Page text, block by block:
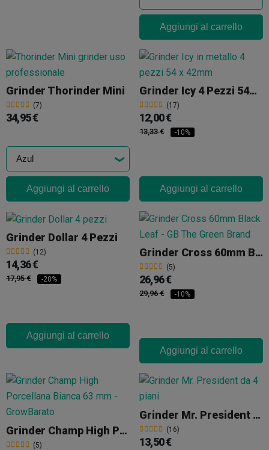
Aggiungi al carrello
Grinder Thorinder Mini
(7)
34,95 €
Aggiungi al carrello
Grinder Icy 4 Pezzi 54mm
(17)
12,00 €
13,33 € -10%
Aggiungi al carrello
Grinder Dollar 4 Pezzi
(12)
14,36 €
17,95 € -20%
Aggiungi al carrello
Grinder Cross 60mm Black Leaf
(5)
26,96 €
29,96 € -10%
Aggiungi al carrello
Grinder Champ High Porcellana Bianca 63 Mm
(5)
Grinder Mr. President Da 4 Piani
(16)
13,50 €